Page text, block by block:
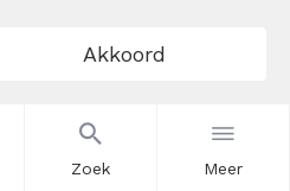
Zoek Meer
Akkoord
Bron:UWV (08-06-2026)